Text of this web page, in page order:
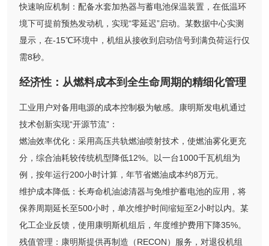
快速响应机制：配备水套加热器与蓄电池保温装置，在低温环
境下可提前预热发动机，实现“零延迟”启动。某数据中心实测
显示，在-15℃环境中，机组从接收到启动信号到满负荷运行仅
需8秒。
经济性：从燃料成本到全生命周期的精细化管理
工业用户对备用电源的成本控制极为敏感。康明斯发电机通过
技术创新实现“开源节流”：
燃油效率优化：采用高压共轨燃油喷射技术，使燃油雾化更充
分，综合油耗较传统机型降低12%。以一台1000千瓦机组为
例，按年运行200小时计算，年节省燃油成本约8万元。
维护成本降低：长寿命机油滤清器与免维护蓄电池的应用，将
保养周期延长至500小时，单次维护时间缩短至2小时以内。某
化工企业反馈，使用康明斯机组后，年度维护费用下降35%。
残值管理：康明斯提供再制造（RECON）服务，对退役机组